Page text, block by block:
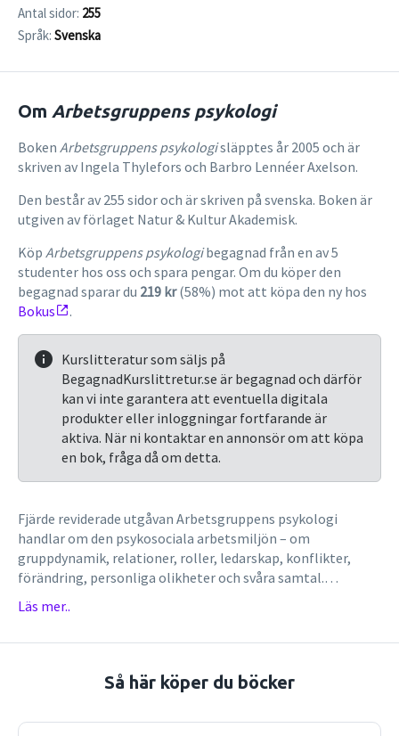
Antal sidor: 255
Språk: Svenska
Om Arbetsgruppens psykologi
Boken Arbetsgruppens psykologisläpptes år 2005 och är
skriven av Ingela Thylefors och Barbro Lennéer Axelson.
Den består av 255 sidor och är skriven på svenska. Boken är
utgiven av förlaget Natur & Kultur Akademisk.
Köp Arbetsgruppens psykologibegagnad från en av 5
studenter hos oss och spara pengar. Om du köper den
begagnad sparar du 219 kr(58%) mot att köpa den ny hos
Bokus
.
Kurslitteratur som säljs på
BegagnadKurslittretur.se är begagnad och därför
kan vi inte garantera att eventuella digitala
produkter eller inloggningar fortfarande är
aktiva. När ni kontaktar en annonsör om att köpa
en bok, fråga då om detta.
Fjärde reviderade utgåvan Arbetsgruppens psykologi
handlar om den psykosociala arbetsmiljön – om
gruppdynamik, relationer, roller, ledarskap, konflikter,
förändring, personliga olikheter och svåra samtal.
Arbetsgrupper och team har fått en allt större betydelse i
dagens arbetsliv, och detta av flera orsaker. Den växande
specialiserade medarbetare. En omvärld i snabb förändring
har ökat kraven på kreativitet och förnyelse och medfört
Läs mer..
Så här köper du böcker